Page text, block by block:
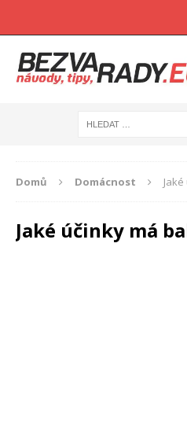
Domů Domácnost
Jaké účinky má